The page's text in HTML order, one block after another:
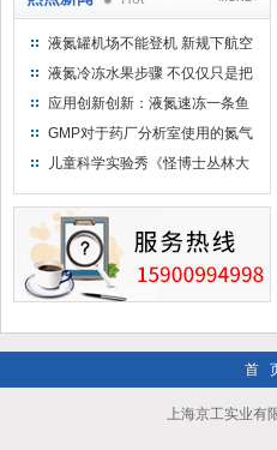
液氮罐机场不能登机 新规下航空
运输罐能否上飞机
液氮冷冻水果步骤 不仅仅只是把
水果扔到液氮中
应用创新创新：液氮速冻一条鱼
只需15分钟 保持活鲜一整年
GMP对于药厂分析室使用的氮气
钢瓶存放标准
儿童科学实验秀《怪博士丛林大
及
首
上海京工实业有